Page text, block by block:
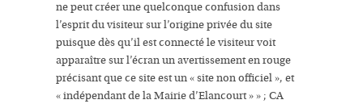
ne peut créer une quelconque confusion dans
l’esprit du visiteur sur l’origine privée du site
puisque dès qu’il est connecté le visiteur voit
apparaître sur l’écran un avertissement en rouge
précisant que ce site est un « site non officiel », et
« indépendant de la Mairie d’Elancourt »» ; CA